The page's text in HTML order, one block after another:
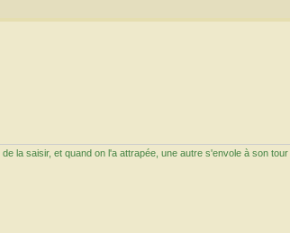
la saisir, et quand on l'a attrapée, une autre s'envole à son tour